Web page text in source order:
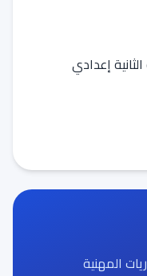
إعدادي
المهنية